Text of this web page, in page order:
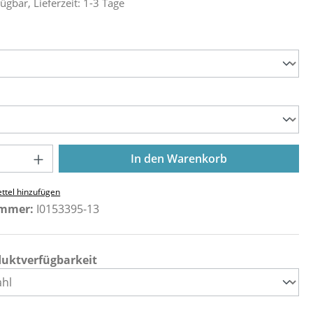
Anzahl: Gib den gewünschten Wert
In den Warenkorb
hinzufügen
I0153395-13